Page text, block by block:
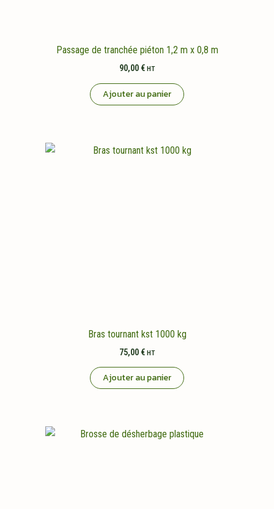
Passage de tranchée piéton 1,2 m x 0,8 m
90,00 € HT
Ajouter au panier
Bras tournant kst 1000 kg
75,00 € HT
Ajouter au panier